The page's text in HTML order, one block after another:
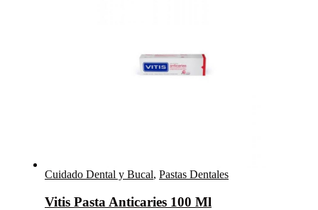
Cuidado Dental y Bucal, Pastas Dentales
Vitis Pasta Anticaries 100 Ml